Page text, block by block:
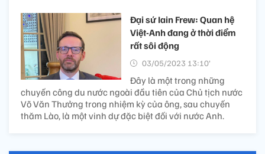
Đại sứ Iain Frew: Quan hệ
Việt-Anh đang ở thời điểm
rất sôi động
03/05/2023 13:10’
Đây là một trong những
chuyến công du nước ngoài đầu tiên của Chủ tịch nước
Võ Văn Thưởng trong nhiệm kỳ của ông, sau chuyến
thăm Lào, là một vinh dự đặc biệt đối với nước Anh.